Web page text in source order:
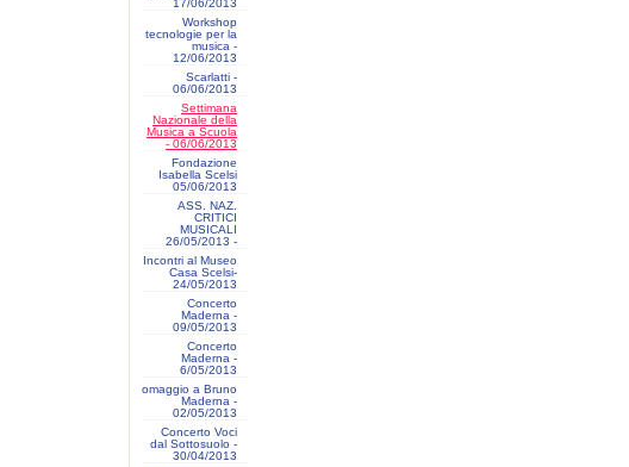
17/06/2013
Workshop
tecnologie per la
musica -
12/06/2013
Scarlatti -
06/06/2013
Settimana
Nazionale della
Musica a Scuola
- 06/06/2013
Fondazione
Isabella Scelsi
05/06/2013
ASS. NAZ.
CRITICI
MUSICALI
26/05/2013 -
Incontri al Museo
Casa Scelsi-
24/05/2013
Concerto
Maderna -
09/05/2013
Concerto
Maderna -
6/05/2013
omaggio a Bruno
Maderna -
02/05/2013
Concerto Voci
dal Sottosuolo -
30/04/2013